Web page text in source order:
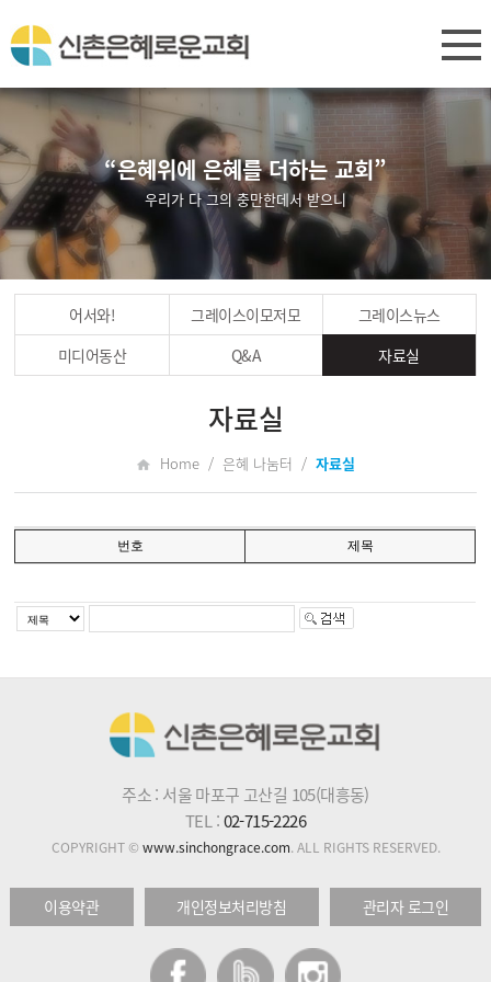
“은혜위에 은혜를 더하는 교회”
우리가 다 그의 충만한데서 받으니
어서와! 그레이스이모저모
그레이스뉴스
미디어동산
Q&A 자료실
자료실
Home / 은혜 나눔터 / 자료실
번호 제목
주소 : 서울 마포구 고산길 105(대흥동)
TEL :02-715-2226
COPYRIGHT © www.sinchongrace.com. ALL RIGHTS RESERVED.
이용약관 개인정보처리방침 관리자 로그인